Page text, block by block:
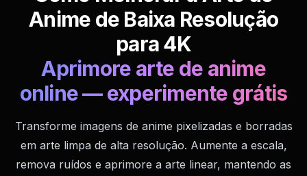
Anime de Baixa Resolução
para 4K
Aprimore arte de anime
online — experimente grátis
Transforme imagens de anime pixelizadas e borradas
em arte limpa de alta resolução. Aumente a escala,
remova ruídos e aprimore a arte linear, mantendo as